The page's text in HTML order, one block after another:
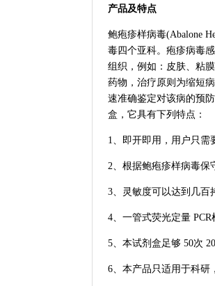
产品及特点
鲍疱疹样病毒(Abalone
毒四个亚科。疱疹病毒
组织，例如：皮肤、粘
药物，治疗原则为缩短
速准确鉴定对该病的预
盒，它具有下列特点：
1、即开即用，用户只需
2、根据鲍疱疹样病毒保
3、灵敏度可以达到几百
4、一管式荧光定量 PCR
5、本试剂盒足够 50次
6、本产品只适用于科研